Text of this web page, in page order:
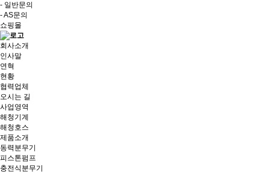
- 일반문의
- AS문의
쇼핑몰
회사소개
인사말
연혁
현황
협력업체
오시는 길
사업영역
해청기계
해청호스
제품소개
동력분무기
피스톤펌프
충전식분무기